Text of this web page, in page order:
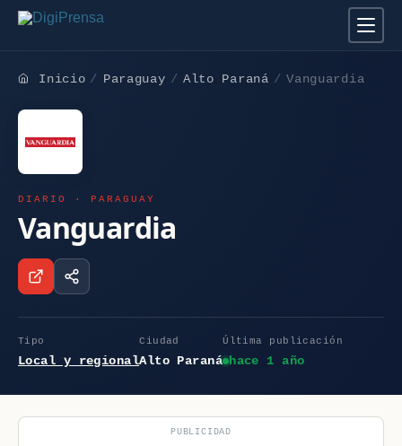
Inicio Paraguay Alto Paraná Vanguardia
DIARIO · PARAGUAY
Vanguardia
Tipo
Local y regional
Ciudad
Alto Paraná
Última publicación
hace 1 año
PUBLICIDAD